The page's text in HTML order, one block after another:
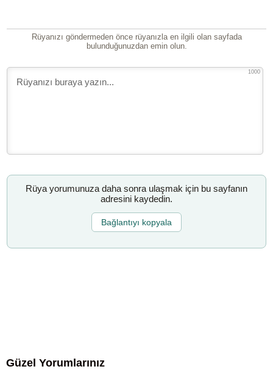
Rüyanızı göndermeden önce rüyanızla en ilgili olan sayfada
bulunduğunuzdan emin olun.
1000
Rüya yorumunuza daha sonra ulaşmak için bu sayfanın
adresini kaydedin.
Bağlantıyı kopyala
Güzel Yorumlarınız